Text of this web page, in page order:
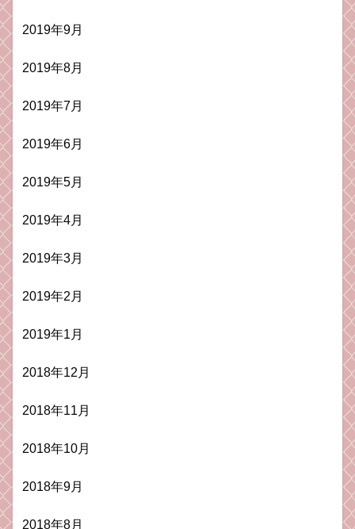
2019年9月
2019年8月
2019年7月
2019年6月
2019年5月
2019年4月
2019年3月
2019年2月
2019年1月
2018年12月
2018年11月
2018年10月
2018年9月
2018年8月